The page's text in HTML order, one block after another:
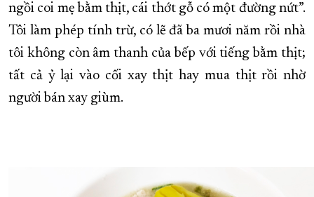
KỶ NIỆM 370 NĂM XÂY DỰNG VÀ PHÁT TRIỂN TỈNH KHÁNH HÒA
KHOẢNH KHẮC ĐẸP XỨ TRẦM
XÂY DỰNG KHÁNH HÒA TRỞ THÀNH THÀNH PHỐ TRỰC THUỘC
ĐẠI HỘI ĐẢNG CÁC CẤP TRANG CHỦ VỀ BÁO KHÁNH HÒA
ngồi coi mẹ bằm thịt, cái thớt gỗ có một đường nứt”.
Tôi làm phép tính trừ, có lẽ đã ba mươi năm rồi nhà
tôi không còn âm thanh của bếp với tiếng bằm thịt;
tất cả ỷ lại vào cối xay thịt hay mua thịt rồi nhờ
người bán xay giùm.